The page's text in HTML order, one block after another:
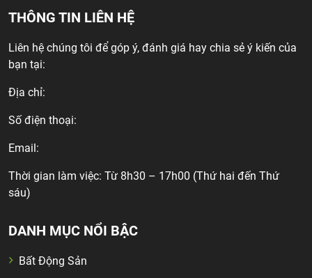
THÔNG TIN LIÊN HỆ
Liên hệ chúng tôi để góp ý, đánh giá hay chia sẻ ý kiến của
bạn tại:
Địa chỉ:
Số điện thoại:
Email:
Thời gian làm việc: Từ 8h30 – 17h00 (Thứ hai đến Thứ
sáu)
DANH MỤC NỔI BẬC
Bất Động Sản